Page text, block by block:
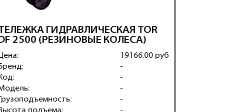
ТЕЛЕЖКА ГИДРАВЛИЧЕСКАЯ TOR
2500 (РЕЗИНОВЫЕ КОЛЕСА)
Грузоподъемность:
19166.00 руб
-
-
-
-